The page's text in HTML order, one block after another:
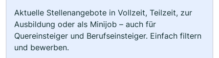
Aktuelle Stellenangebote in Vollzeit, Teilzeit, zur
Ausbildung oder als Minijob – auch für
Quereinsteiger und Berufseinsteiger. Einfach filtern
und bewerben.